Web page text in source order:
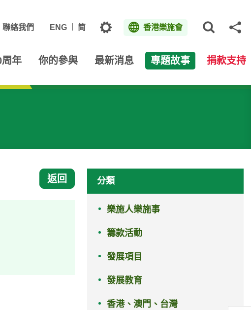
聯絡我們 ENG 简 主題 香港樂施會
周年 你的參與 最新消息 專題故事 捐款支持
返回 分類
樂施人樂施事
籌款活動
發展項目
發展教育
香港、澳門、台灣